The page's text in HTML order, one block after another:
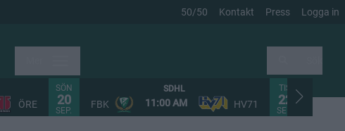
50/50 Kontakt Press Logga in
ÖRE
SÖN
20
SEP.
SDHL
FBK 11:00 AM HV71
TIS
22
SEP.